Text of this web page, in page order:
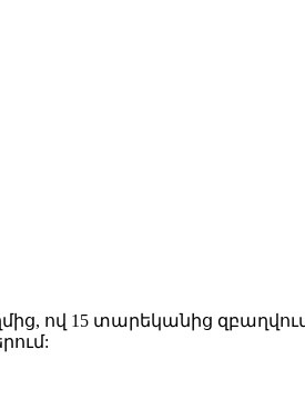
ով 15 տարեկանից